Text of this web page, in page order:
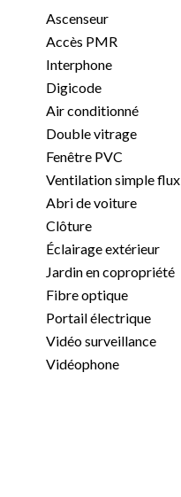
Ascenseur
Accès PMR
Interphone
Digicode
Air conditionné
Double vitrage
Fenêtre PVC
Ventilation simple flux
Abri de voiture
Clôture
Éclairage extérieur
Jardin en copropriété
Fibre optique
Portail électrique
Vidéo surveillance
Vidéophone